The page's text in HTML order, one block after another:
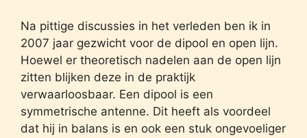
Na pittige discussies in het verleden ben ik in
2007 jaar gezwicht voor de dipool en open lijn.
Hoewel er theoretisch nadelen aan de open lijn
zitten blijken deze in de praktijk
verwaarloosbaar. Een dipool is een
symmetrische antenne. Dit heeft als voordeel
dat hij in balans is en ook een stuk ongevoeliger